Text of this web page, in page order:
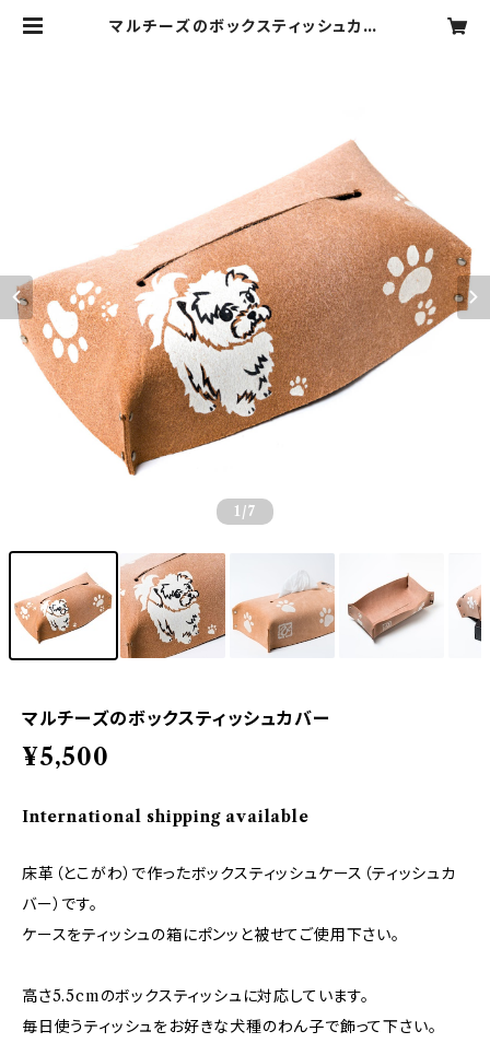
マルチーズのボックスティッシュカバ
1 /7
マルチーズのボックスティッシュカバー
¥5,500
International shipping available
床革（とこがわ）で作ったボックスティッシュケース（ティッシュカ
バー）です。
ケースをティッシュの箱にポンッと被せてご使用下さい。
高さ5.5cmのボックスティッシュに対応しています。
毎日使うティッシュをお好きな犬種のわん子で飾って下さい。